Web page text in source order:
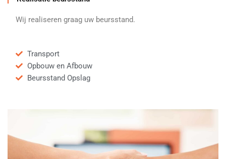
Wij realiseren graag uw beursstand.
Transport
Opbouw en Afbouw
Beursstand Opslag